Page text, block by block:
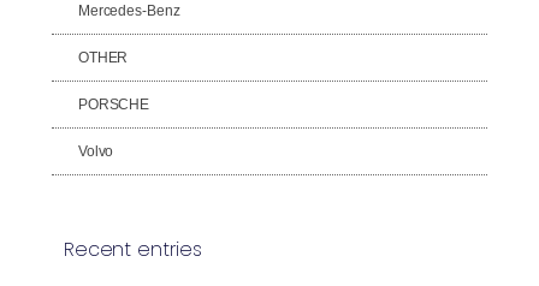
Mercedes-Benz
OTHER
PORSCHE
Volvo
Recent entries